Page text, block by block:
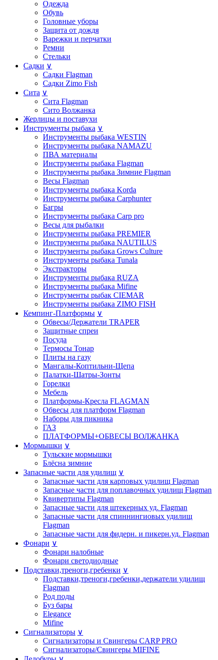
Одежда
Обувь
Головные уборы
Защита от дождя
Варежки и перчатки
Ремни
Стельки
Садки ∨
Садки Flagman
Садки Zimo Fish
Сита ∨
Сита Flagman
Сито Волжанка
Жерлицы и поставухи
Инструменты рыбака ∨
Инструменты рыбака WESTIN
Инструменты рыбака NAMAZU
ПВА материалы
Инструменты рыбака Flagman
Инструменты рыбака Зимние Flagman
Весы Flagman
Инструменты рыбака Korda
Инструменты рыбака Carphunter
Багры
Инструменты рыбака Carp pro
Весы для рыбалки
Инструменты рыбака PREMIER
Инструменты рыбака NAUTILUS
Инструменты рыбака Grows Culture
Инструменты рыбака Tunala
Экстракторы
Инструменты рыбака RUZA
Инструменты рыбака Mifine
Инструменты рыбак CIEMAR
Инструменты рыбака ZIMO FISH
Кемпинг-Платформы ∨
Обвесы/Держатели TRAPER
Защитные спреи
Посуда
Термосы Тонар
Плиты на газу
Мангалы-Коптильни-Щепа
Палатки-Шатры-Зонты
Горелки
Мебель
Платформы-Кресла FLAGMAN
Обвесы для платформ Flagman
Наборы для пикника
ГАЗ
ПЛАТФОРМЫ+ОБВЕСЫ ВОЛЖАНКА
Мормышки ∨
Тульские мормышки
Блёсна зимние
Запасные части для удилищ ∨
Запасные части для карповых удилищ Flagman
Запасные части для поплавочных удилищ Flagman
Квивертипы Flagman
Запасные части для штекерных уд. Flagman
Запасные части для спиннингиовых удилищ
Flagman
Запасные части для фидерн. и пикерн.уд. Flagman
Фонари ∨
Фонари налобные
Фонари светодиодные
Подставки,треноги,гребенки ∨
Подставки,треноги,гребенки,держатели удилищ
Flagman
Род поды
Буз бары
Elegance
Mifine
Сигнализаторы ∨
Сигнализаторы и Свингеры CARP PRO
Сигнализаторы/Свингеры MIFINE